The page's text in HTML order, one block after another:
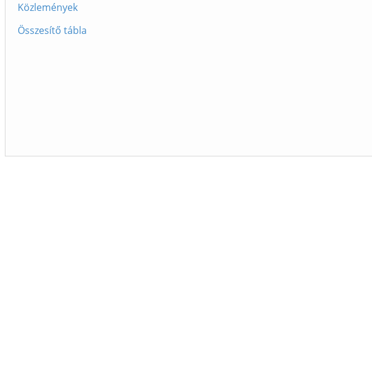
Közlemények
Összesítő tábla